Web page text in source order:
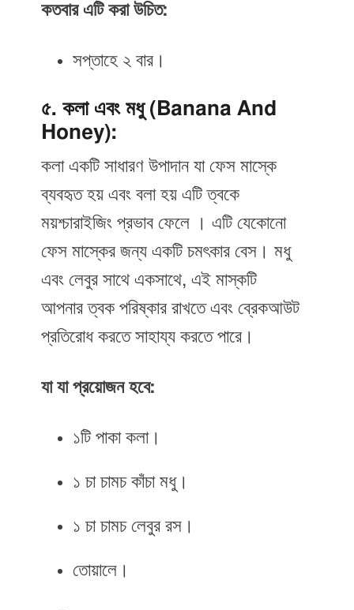
কতবার এটি করা উচিত:
সপ্তাহে ২ বার।
৫. কলা এবং মধু (Banana And
Honey):
কলা একটি সাধারণ উপাদান যা ফেস মাস্কে
ব্যবহৃত হয় এবং বলা হয় এটি ত্বকে
ময়শ্চারাইজিং প্রভাব ফেলে । এটি যেকোনো
ফেস মাস্কের জন্য একটি চমৎকার বেস। মধু
এবং লেবুর সাথে একসাথে, এই মাস্কটি
আপনার ত্বক পরিষ্কার রাখতে এবং ব্রেকআউট
প্রতিরোধ করতে সাহায্য করতে পারে।
যা যা প্রয়োজন হবে:
১টি পাকা কলা।
১ চা চামচ কাঁচা মধু।
১ চা চামচ লেবুর রস।
তোয়ালে।